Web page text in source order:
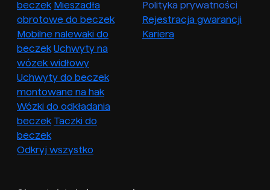
beczek Mieszadła
obrotowe do beczek
Mobilne nalewaki do
beczek Uchwyty na
wózek widłowy
Uchwyty do beczek
montowane na hak
Wózki do odkładania
beczek Taczki do
beczek
Odkryj wszystko
Polityka prywatności
Rejestracja gwarancji
Kariera